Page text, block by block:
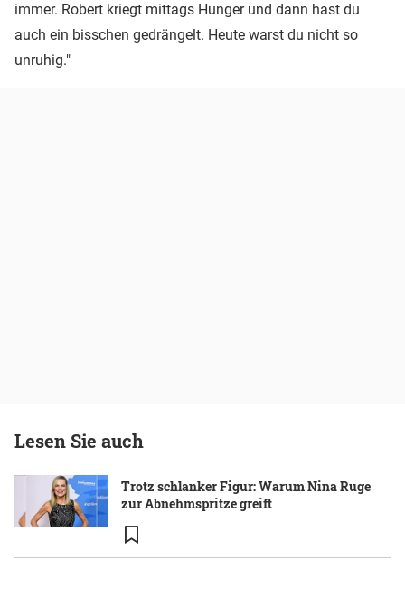
immer. Robert kriegt mittags Hunger und dann hast du
auch ein bisschen gedrängelt. Heute warst du nicht so
unruhig."
Lesen Sie auch
Trotz schlanker Figur: Warum Nina Ruge
zur Abnehmspritze greift